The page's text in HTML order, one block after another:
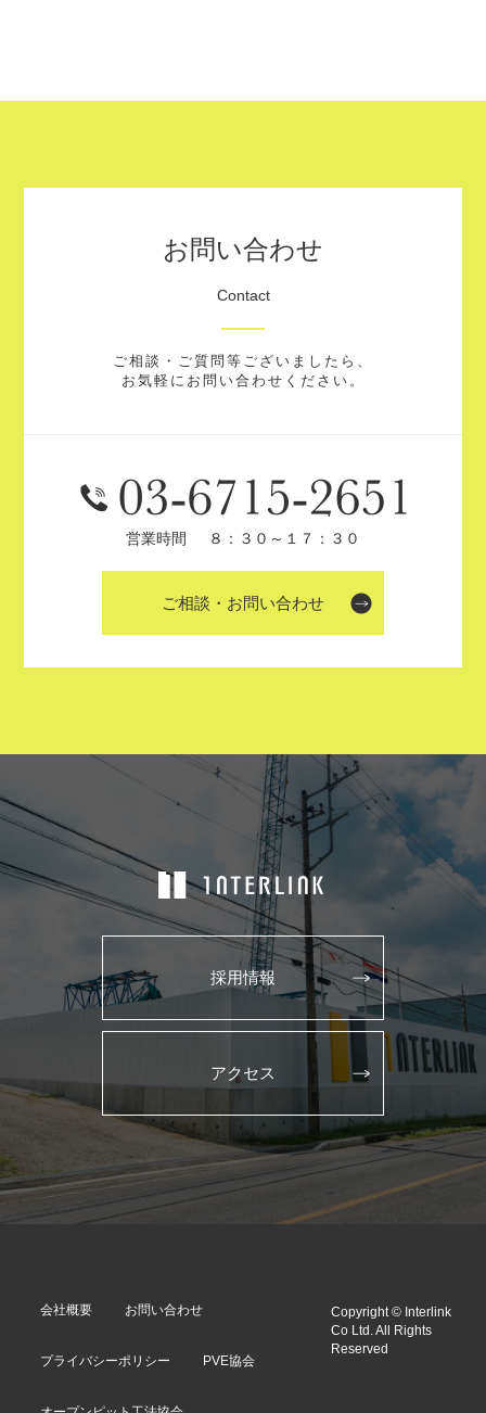
お問い合わせ
Contact
ご相談・ご質問等ございましたら、
お気軽にお問い合わせください。
営業時間 ８：３０～１７：３０
ご相談・お問い合わせ
採用情報
アクセス
会社概要 お問い合わせ
プライバシーポリシー PVE協会
Copyright © Interlink
Co Ltd. All Rights
Reserved